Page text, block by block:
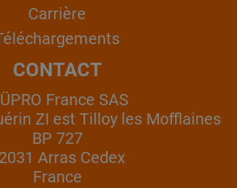
Carrière
CONTACT
France SAS
ZI est Tilloy les Mofflaines
BP 727
Arras Cedex
France